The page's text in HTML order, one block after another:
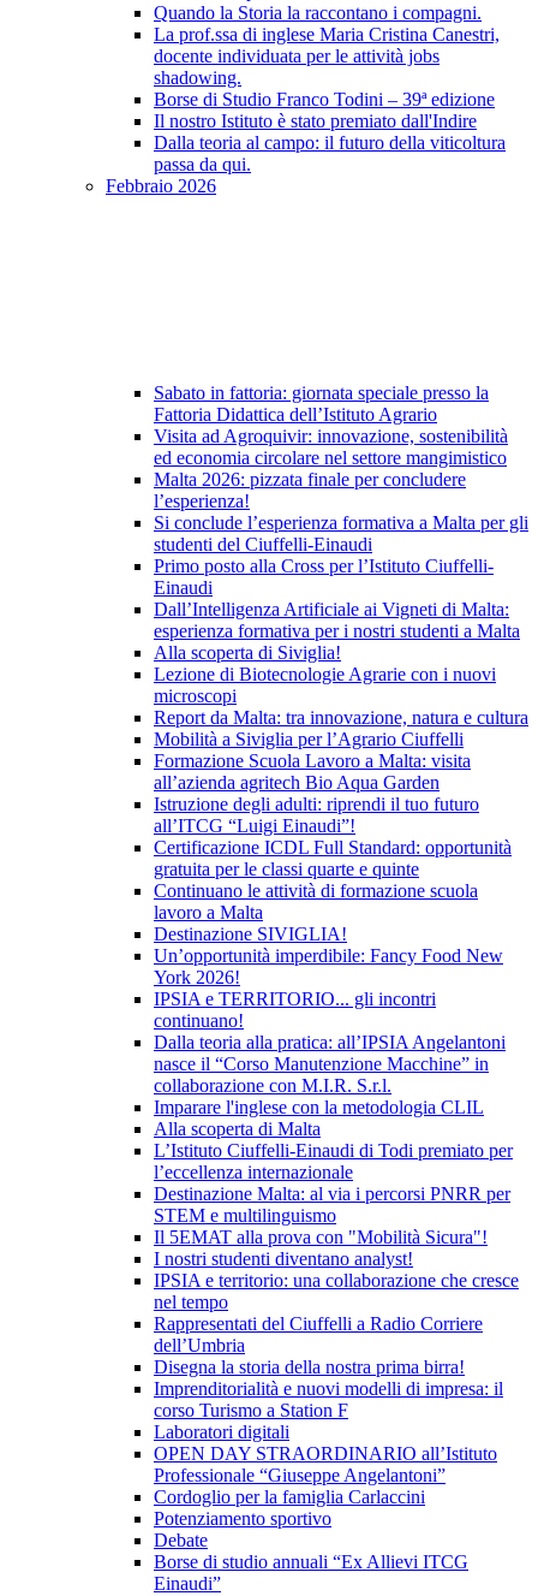
Quando la Storia la raccontano i compagni.
La prof.ssa di inglese Maria Cristina Canestri,
docente individuata per le attività jobs
shadowing.
Borse di Studio Franco Todini – 39ª edizione
Il nostro Istituto è stato premiato dall'Indire
Dalla teoria al campo: il futuro della viticoltura
passa da qui.
Febbraio 2026
Sabato in fattoria: giornata speciale presso la
Fattoria Didattica dell’Istituto Agrario
Visita ad Agroquivir: innovazione, sostenibilità
ed economia circolare nel settore mangimistico
Malta 2026: pizzata finale per concludere
l’esperienza!
Si conclude l’esperienza formativa a Malta per gli
studenti del Ciuffelli-Einaudi
Primo posto alla Cross per l’Istituto Ciuffelli-
Einaudi
Dall’Intelligenza Artificiale ai Vigneti di Malta:
esperienza formativa per i nostri studenti a Malta
Alla scoperta di Siviglia!
Lezione di Biotecnologie Agrarie con i nuovi
microscopi
Report da Malta: tra innovazione, natura e cultura
Mobilità a Siviglia per l’Agrario Ciuffelli
Formazione Scuola Lavoro a Malta: visita
all’azienda agritech Bio Aqua Garden
Istruzione degli adulti: riprendi il tuo futuro
all’ITCG “Luigi Einaudi”!
Certificazione ICDL Full Standard: opportunità
gratuita per le classi quarte e quinte
Continuano le attività di formazione scuola
lavoro a Malta
Destinazione SIVIGLIA!
Un’opportunità imperdibile: Fancy Food New
York 2026!
IPSIA e TERRITORIO... gli incontri
continuano!
Dalla teoria alla pratica: all’IPSIA Angelantoni
nasce il “Corso Manutenzione Macchine” in
collaborazione con M.I.R. S.r.l.
Imparare l'inglese con la metodologia CLIL
Alla scoperta di Malta
L’Istituto Ciuffelli-Einaudi di Todi premiato per
l’eccellenza internazionale
Destinazione Malta: al via i percorsi PNRR per
STEM e multilinguismo
Il 5EMAT alla prova con "Mobilità Sicura"!
I nostri studenti diventano analyst!
IPSIA e territorio: una collaborazione che cresce
nel tempo
Rappresentati del Ciuffelli a Radio Corriere
dell’Umbria
Disegna la storia della nostra prima birra!
Imprenditorialità e nuovi modelli di impresa: il
corso Turismo a Station F
Laboratori digitali
OPEN DAY STRAORDINARIO all’Istituto
Professionale “Giuseppe Angelantoni”
Cordoglio per la famiglia Carlaccini
Potenziamento sportivo
Debate
Borse di studio annuali “Ex Allievi ITCG
Einaudi”